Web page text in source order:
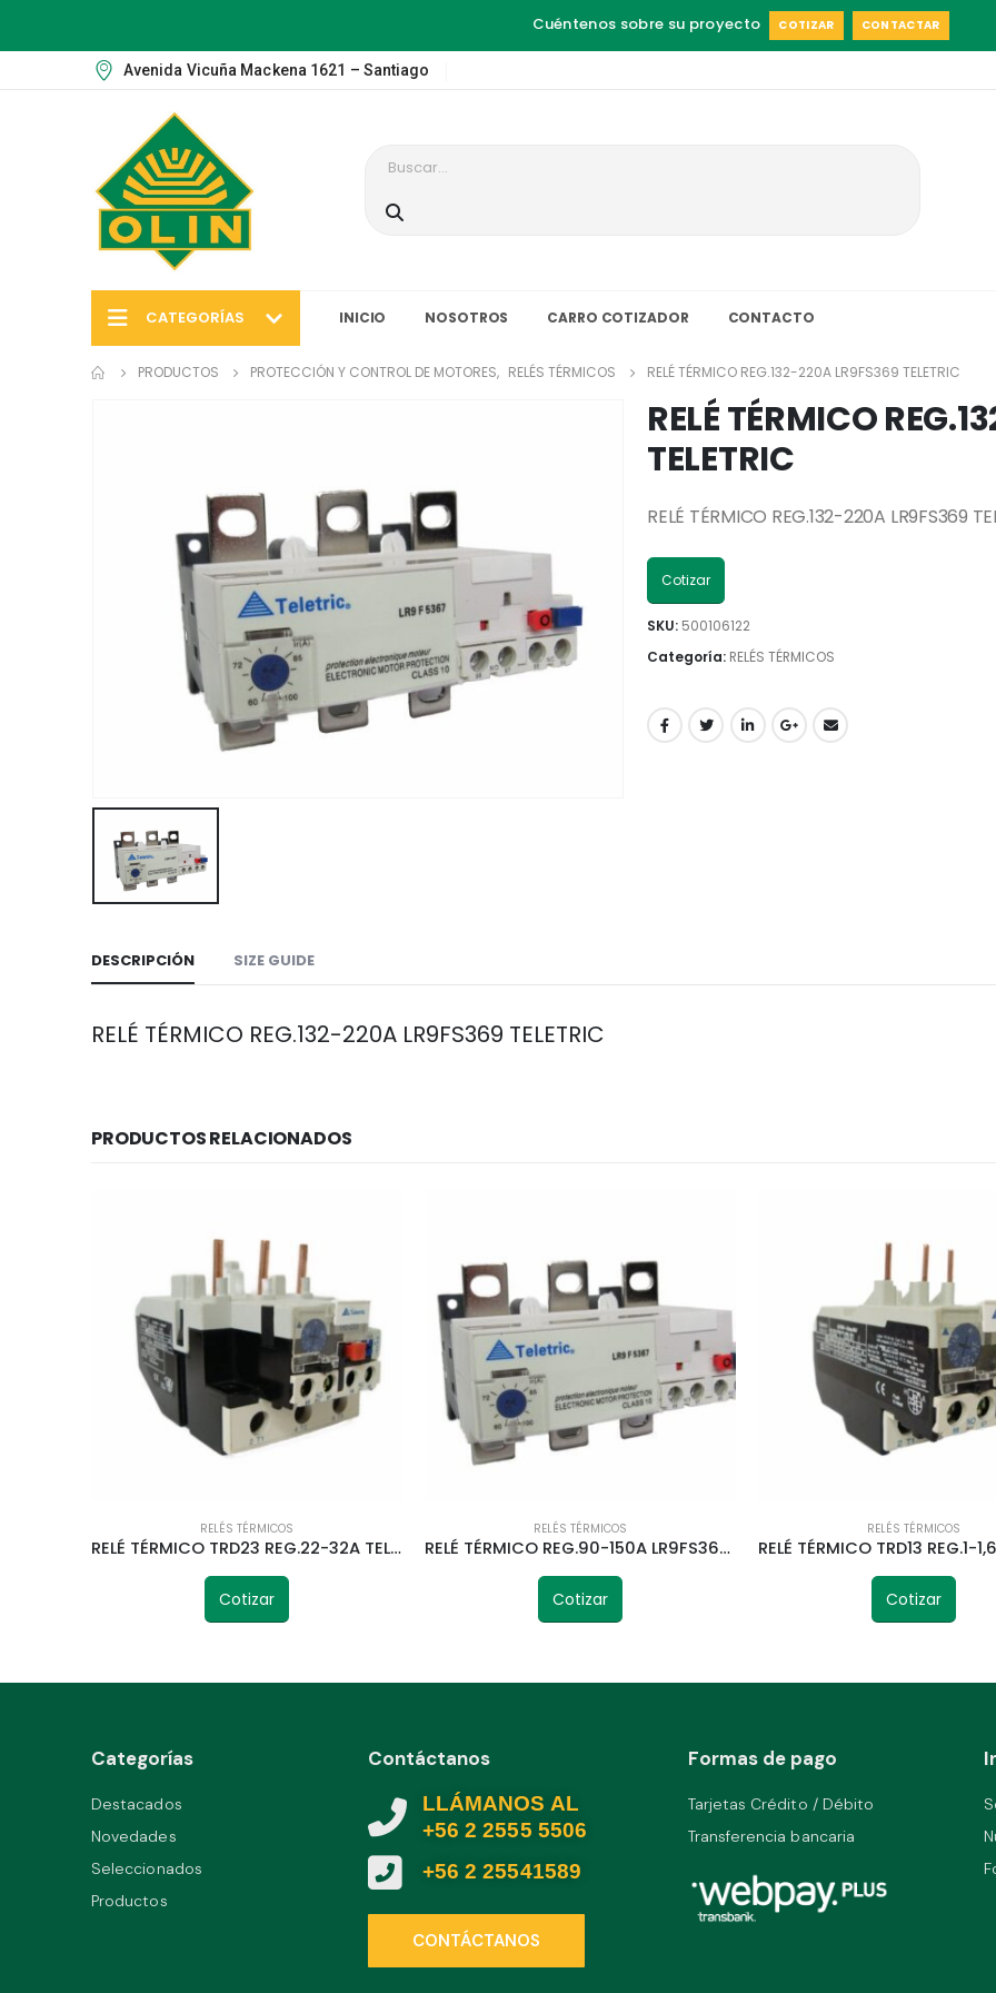
Cuéntenos sobre su proyecto COTIZAR CONTACTAR
Avenida Vicuña Mackena 1621 – Santiago
CATEGORÍAS INICIO NOSOTROS CARRO COTIZADOR CONTACTO
PRODUCTOS PROTECCIÓN Y CONTROL DE MOTORES, RELÉS TÉRMICOS RELÉ TÉRMICO REG.132-220A LR9FS369 TELETRIC
RELÉ TÉRMICO
TELETRIC
RELÉ TÉRMICO REG.132-220A LR9FS369
Cotizar
SKU: 500106122
Categoría: RELÉS TÉRMICOS
DESCRIPCIÓN SIZE GUIDE
RELÉ TÉRMICO REG.132-220A LR9FS369 TELETRIC
PRODUCTOS RELACIONADOS
RELÉS TÉRMICOS
RELÉ TÉRMICO TRD23 REG.22-32A TELETRIC
Cotizar
RELÉS TÉRMICOS
RELÉ TÉRMICO REG.90-150A LR9FS369 TELETRIC
Cotizar
RELÉS TÉRMICOS
Cotizar
Categorías
Destacados
Novedades
Seleccionados
Productos
Contáctanos
LLÁMANOS AL
+56 2 2555 5506
+56 2 25541589
CONTÁCTANOS
Formas de pago
Tarjetas Crédito / Débito
Transferencia bancaria